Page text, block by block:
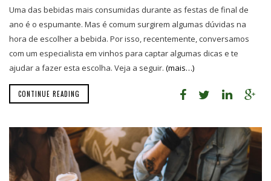
Uma das bebidas mais consumidas durante as festas de final de
ano é o espumante. Mas é comum surgirem algumas dúvidas na
hora de escolher a bebida. Por isso, recentemente, conversamos
com um especialista em vinhos para captar algumas dicas e te
ajudar a fazer esta escolha. Veja a seguir. (mais…)
CONTINUE READING